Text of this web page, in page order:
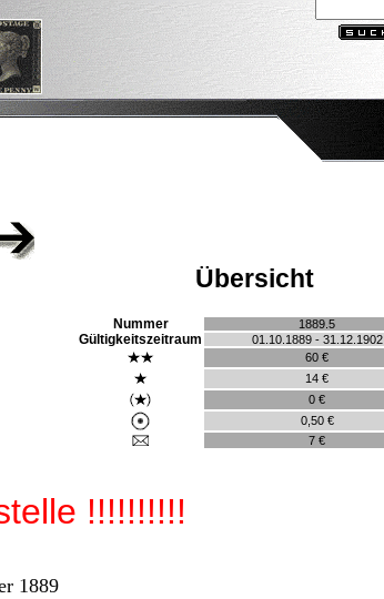
Übersicht
Nummer
1889.5
Gültigkeitszeitraum
01.10.1889 - 31.12.1902
60 €
14 €
0 €
0,50 €
7 €
!!!!!!!!!!
1889